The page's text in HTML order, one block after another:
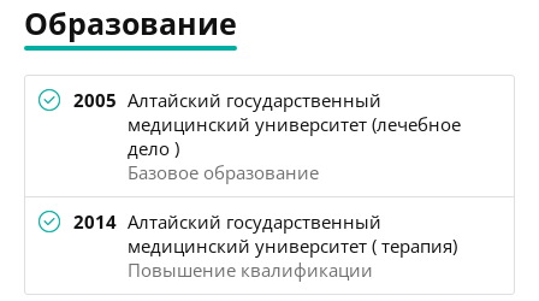
Образование
2005 Алтайский государственный
медицинский университет (лечебное
дело )
Базовое образование
2014 Алтайский государственный
медицинский университет ( терапия)
Повышение квалификации